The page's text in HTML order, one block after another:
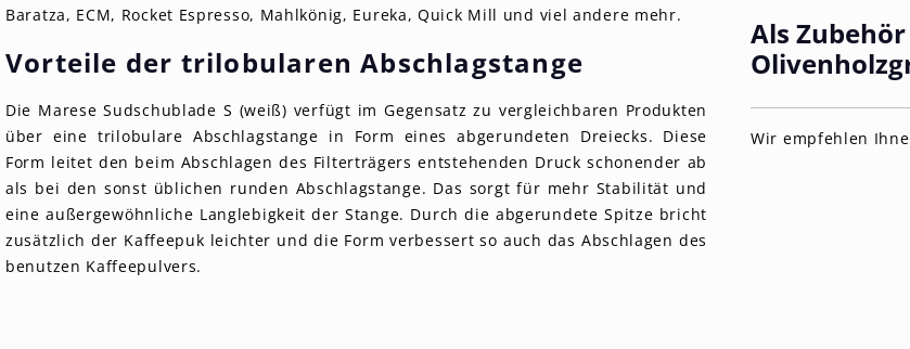
Baratza, ECM, Rocket Espresso, Mahlkönig, Eureka, Quick Mill und viel andere mehr.
Vorteile der trilobularen Abschlagstange
Die Marese Sudschublade S (weiß) verfügt im Gegensatz zu vergleichbaren Produkten
über eine trilobulare Abschlagstange in Form eines abgerundeten Dreiecks. Diese
Form leitet den beim Abschlagen des Filterträgers entstehenden Druck schonender ab
als bei den sonst üblichen runden Abschlagstange. Das sorgt für mehr Stabilität und
eine außergewöhnliche Langlebigkeit der Stange. Durch die abgerundete Spitze bricht
zusätzlich der Kaffeepuk leichter und die Form verbessert so auch das Abschlagen des
benutzen Kaffeepulvers.
Als
Wir empfehlen